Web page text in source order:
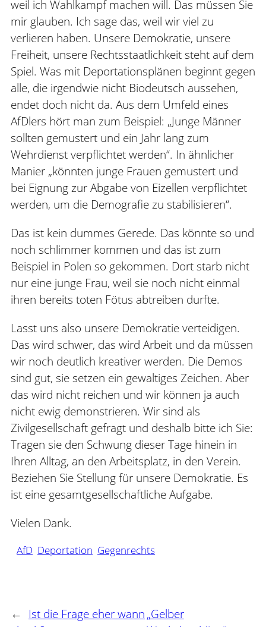
weil ich Wahlkampf machen will. Das müssen Sie
mir glauben. Ich sage das, weil wir viel zu
verlieren haben. Unsere Demokratie, unsere
Freiheit, unsere Rechtsstaatlichkeit steht auf dem
Spiel. Was mit Deportationsplänen beginnt gegen
alle, die irgendwie nicht Biodeutsch aussehen,
endet doch nicht da. Aus dem Umfeld eines
AfDlers hört man zum Beispiel: „Junge Männer
sollten gemustert und ein Jahr lang zum
Wehrdienst verpflichtet werden“. In ähnlicher
Manier „könnten junge Frauen gemustert und
bei Eignung zur Abgabe von Eizellen verpflichtet
werden, um die Demografie zu stabilisieren“.
Das ist kein dummes Gerede. Das könnte so und
noch schlimmer kommen und das ist zum
Beispiel in Polen so gekommen. Dort starb nicht
nur eine junge Frau, weil sie noch nicht einmal
ihren bereits toten Fötus abtreiben durfte.
Lasst uns also unsere Demokratie verteidigen.
Das wird schwer, das wird Arbeit und da müssen
wir noch deutlich kreativer werden. Die Demos
sind gut, sie setzen ein gewaltiges Zeichen. Aber
das wird nicht reichen und wir können ja auch
nicht ewig demonstrieren. Wir sind als
Zivilgesellschaft gefragt und deshalb bitte ich Sie:
Tragen sie den Schwung dieser Tage hinein in
Ihren Alltag, an den Arbeitsplatz, in den Verein.
Beziehen Sie Stellung für unsere Demokratie. Es
ist eine gesamtgesellschaftliche Aufgabe.
Vielen Dank.
AfD Deportation Gegenrechts
←
Ist die Frage eher wann„Gelber